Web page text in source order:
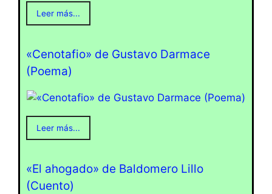
Leer más...
«Cenotafio» de Gustavo Darmace
(Poema)
Leer más...
«El ahogado» de Baldomero Lillo
(Cuento)